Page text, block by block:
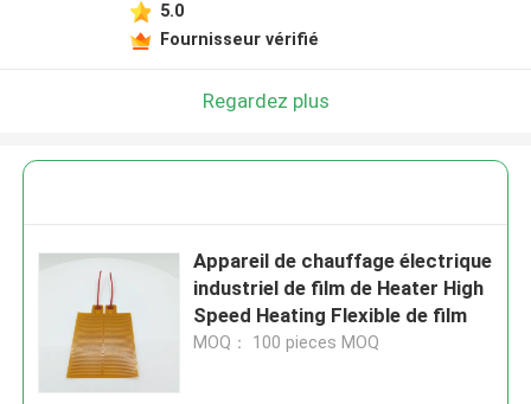
5.0
Fournisseur vérifié
Regardez plus
Appareil de chauffage électrique
industriel de film de Heater High
Speed Heating Flexible de film
MOQ： 100 pieces MOQ